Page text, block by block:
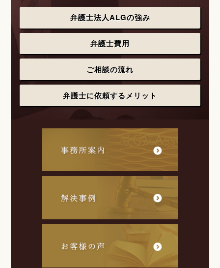
弁護士法人ALGの強み
弁護士費用
ご相談の流れ
弁護士に依頼するメリット